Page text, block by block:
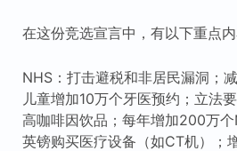
在这份竞选宣言中，有以下重点内
NHS：打击避税和非居民漏洞；
儿童增加10万个牙医预约；立法
高咖啡因饮品；每年增加200万
英镑购买医疗设备（如CT机）；